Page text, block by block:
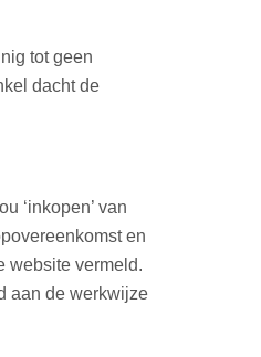
tot geen
dacht de
‘inkopen’ van
en
website vermeld.
aan de werkwijze